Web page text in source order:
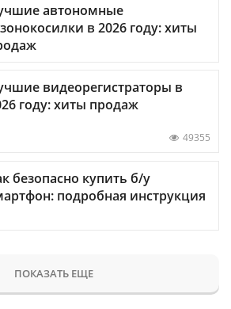
автономные
в 2026 году: хиты
видеорегистраторы в
году: хиты продаж
49355
безопасно купить б/у
подробная инструкция
ПОКАЗАТЬ ЕЩЕ